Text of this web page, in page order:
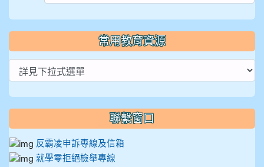
常用教育資源
聯繫窗口
反霸凌申訴專線及信箱
就學零拒絕檢舉專線